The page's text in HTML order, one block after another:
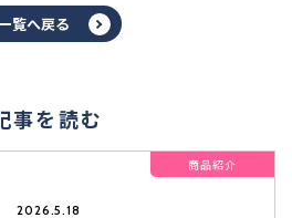
覧へ戻る
事を読む
商品紹介
2026.5.18